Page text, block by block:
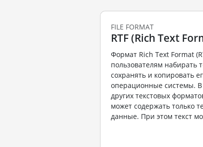
FILE FORMAT
RTF (Rich Text
Формат Rich Text Format
пользователям набирать
сохранять и копировать
операционные системы. В
других текстовых
может содержать только
данные. При этом текст